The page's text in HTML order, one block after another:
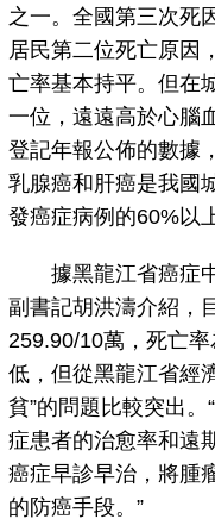
之一。全國第三次死
居民第二位死亡原因
亡率基本持平。但在
一位，遠遠高於心腦
登記年報公佈的數據
乳腺癌和肝癌是我國
發癌症病例的60%以
據黑龍江省癌症中
副書記胡洪濤介紹，
259.90/10萬，死亡
低，但從黑龍江省經
貧”的問題比較突出
症患者的治愈率和遠
癌症早診早治，將腫
的防癌手段。”